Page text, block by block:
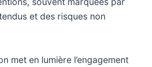
et des risques non
met en lumière l’engagement